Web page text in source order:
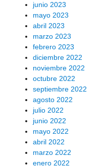
junio 2023
mayo 2023
abril 2023
marzo 2023
febrero 2023
diciembre 2022
noviembre 2022
octubre 2022
septiembre 2022
agosto 2022
julio 2022
junio 2022
mayo 2022
abril 2022
marzo 2022
enero 2022